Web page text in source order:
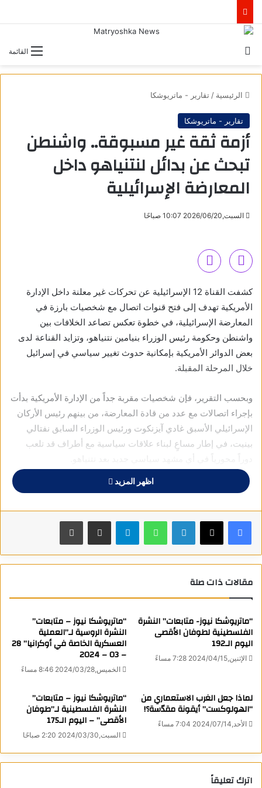
القائمة
الرئيسية / تقارير - ماتريوشكا
تقارير - ماتريوشكا
أزمة ثقة غير مسبوقة.. واشنطن
تبحث عن بدائل لنتنياهو داخل
المعارضة الإسرائيلية
السبت,2026/06/20 10:07 صباحًا
كشفت القناة 12 الإسرائيلية عن تحركات غير معلنة داخل الإدارة
الأمريكية تهدف إلى فتح قنوات اتصال مع شخصيات بارزة في
المعارضة الإسرائيلية، في خطوة تعكس تصاعد الخلافات بين
واشنطن وحكومة رئيس الوزراء بنيامين نتنياهو، وتزايد القناعة لدى
بعض الدوائر الأمريكية بإمكانية حدوث تغيير سياسي في إسرائيل
خلال المرحلة المقبلة.
وبحسب التقرير، فإن شخصيات مقربة جداً من الإدارة الأمريكية بدأت
بإجراء اتصالات مع عدد من قادة المعارضة، من بينهم رئيس الأركان
الإسرائيلي الأسبق غادي آيزنكوت ورئيس الوزراء السابق نفتالي
بينيت، في إطار مساعٍ لبناء علاقات سياسية مع أطراف قد تلعب
وأشارت القناة إلى أن هذه التحركات تأتي على خلفية ما وصفته
ترمب والحكومة الإسرائيلية، خاصة بعد اعتراض تل أبيب على مذكرة
التفاهم التي وقعتها واشنطن مع طهران مؤخراً.
وترى جهات داخل الإدارة الأمريكية أن احتمالات تغيير الحكومة
الإسرائيلية أصبحت مرتفعة، وهو ما يدفع واشنطن إلى توسيع شبكة
تواصلها مع القوى السياسية الإسرائيلية المختلفة استعداداً لأي
ويأتي هذا التوتر في وقت تسعى فيه الولايات المتحدة إلى منح
مذكرة التفاهم مع إيران فرصة للتحول إلى اتفاق شامل خلال فترة
التفاوض المحددة بستين يوماً، بينما تنظر الحكومة الإسرائيلية إلى
دائماً للعمليات العسكرية على مختلف الجبهات، بما فيها الساحة
اللبنانية، إلى جانب إعادة فتح مضيق هرمز ورفع الحصار البحري عن
إيران والشروع تدريجياً في تخفيف العقوبات المفروضة على
وفي مؤشر واضح على عمق الخلافات، شن نائب الرئيس الأمريكي
اظهر المزيد
فيسبوك X لينكدإن واتساب تيلقرام مشاركة عبر البريد طباعة
مقالات ذات صلة
“ماتريوشكا نيوز- متابعات” النشرة
الفلسطينية لطوفان الأقصى
اليوم الـ192
الإثنين,2024/04/15 7:28 مساءً
“ماتريوشكا نيوز – متابعات”
النشرة الروسية لـ”العملية
العسكرية الخاصة في أوكرانيا” 28
– 03 – 2024
الخميس,2024/03/28 8:46 مساءً
لماذا جعل الغرب الاستعماري من
“الهولوكست” أيقونة مقدّسة؟!
الأحد,2024/07/14 7:04 مساءً
“ماتريوشكا نيوز – متابعات”
النشرة الفلسطينية لـ”طوفان
الأقصى” – اليوم الـ175
السبت,2024/03/30 2:20 صباحًا
اترك تعليقاً